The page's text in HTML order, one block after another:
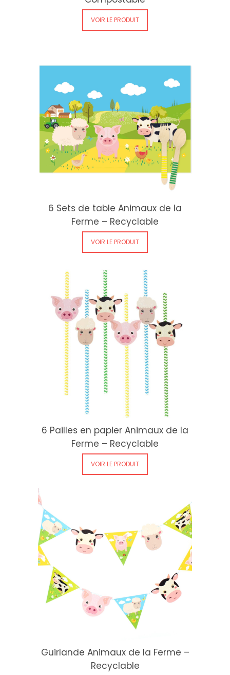
VOIR LE PRODUIT
6 Sets de table Animaux de la
Ferme – Recyclable
VOIR LE PRODUIT
6 Pailles en papier Animaux de la
Ferme – Recyclable
VOIR LE PRODUIT
Guirlande Animaux de la Ferme –
Recyclable